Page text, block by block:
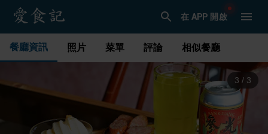
在 APP 開啟
餐廳資訊 照片 菜單 評論 相似餐廳
1 / 3